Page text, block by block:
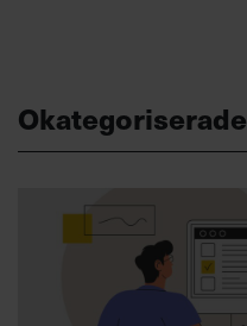
Okategoriserade